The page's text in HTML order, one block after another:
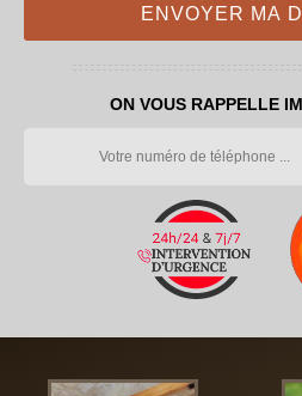
ON VOUS RAPPELLE